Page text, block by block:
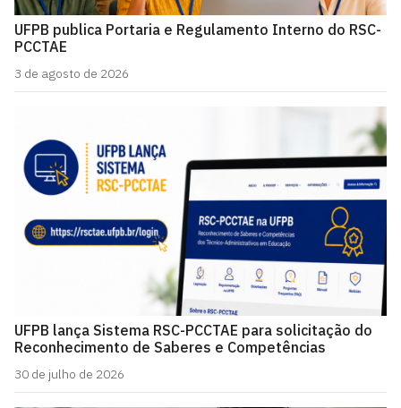
UFPB publica Portaria e Regulamento Interno do RSC-
PCCTAE
3 de agosto de 2026
UFPB lança Sistema RSC-PCCTAE para solicitação do
Reconhecimento de Saberes e Competências
30 de julho de 2026